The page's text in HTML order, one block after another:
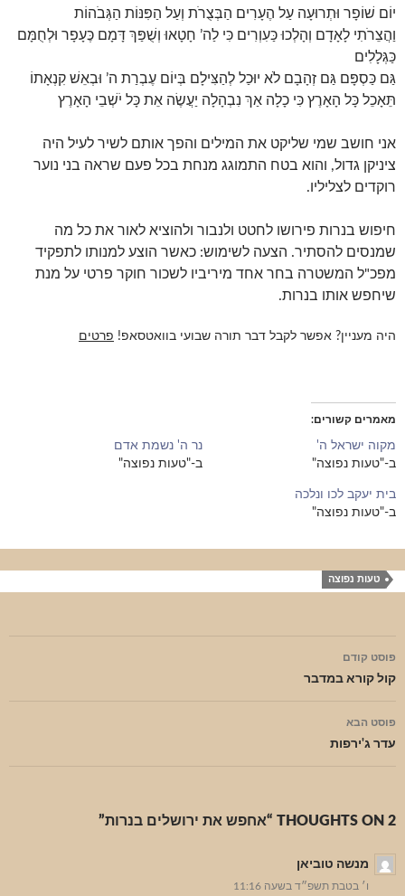
יוֹם שׁוֹפָר וּתְרוּעָה עַל הֶעָרִים הַבְּצֻרֹת וְעַל הַפִּנּוֹת הַגְּבֹהוֹת
וַהֲצֵרֹתִי לָאָדָם וְהָלְכוּ כַּעִוְרִים כִּי לַה’ חָטָאוּ וְשֻׁפַּךְ דָּמָם כֶּעָפָר וּלְחֻמָּם
כַּגְּלָלִים
גַּם כַּסְפָּם גַּם זְהָבָם לֹא יוּכַל לְהַצִּילָם בְּיוֹם עֶבְרַת ה’ וּבְאֵשׁ קִנְאָתוֹ
תֵּאָכֵל כָּל הָאָרֶץ כִּי כָלָה אַךְ נִבְהָלָה יַעֲשֶׂה אֵת כָּל יֹשְׁבֵי הָאָרֶץ
אני חושב שמי שליקט את המילים והפך אותם לשיר לעיל היה
ציניקן גדול, והוא בטח התמוגג מנחת בכל פעם שראה בני נוער
רוקדים לצליליו.
חיפוש בנרות פירושו לחטט ולנבור ולהוציא לאור את כל מה
שמנסים להסתיר. הצעה לשימוש: כאשר הוצע למנותו לתפקיד
מפכ"ל המשטרה בחר אחד מיריביו לשכור חוקר פרטי על מנת
שיחפש אותו בנרות.
היה מעניין? אפשר לקבל דבר תורה שבועי בוואטסאפ! פרטים
מאמרים קשורים
מקוה ישראל ה'
ב-"טעות נפוצה"
נר ה' נשמת אדם
ב-"טעות נפוצה"
בית יעקב לכו ונלכה
ב-"טעות נפוצה"
טעות נפוצה
ניווט
בפוסטים
פוסט קודם
קול קורא במדבר
פוסט הבא
עדר ג'ירפות
2 THOUGHTS ON “אחפש את ירושלים בנרות”
מנשה טוביאן
ו׳ בטבת תשפ״ד בשעה 11:16